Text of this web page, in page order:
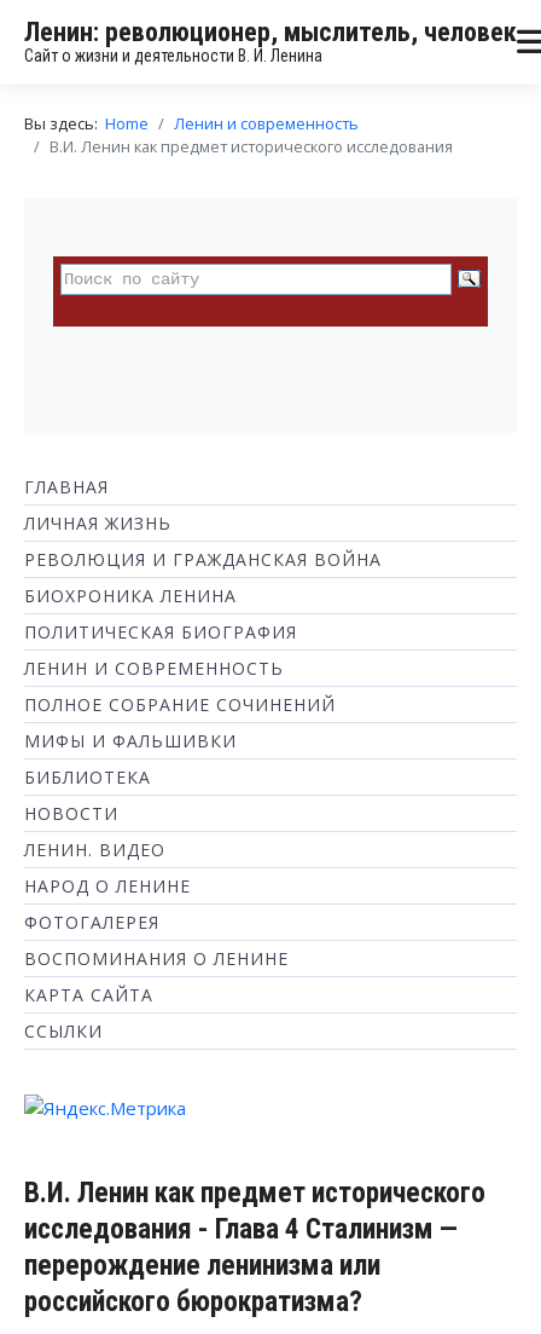
Ленин: революционер, мыслитель, человек
Сайт о жизни и деятельности В. И. Ленина
Вы здесь: Home
Ленин и современность
В.И. Ленин как предмет исторического исследования
ГЛАВНАЯ
ЛИЧНАЯ ЖИЗНЬ
РЕВОЛЮЦИЯ И ГРАЖДАНСКАЯ ВОЙНА
БИОХРОНИКА ЛЕНИНА
ПОЛИТИЧЕСКАЯ БИОГРАФИЯ
ЛЕНИН И СОВРЕМЕННОСТЬ
ПОЛНОЕ СОБРАНИЕ СОЧИНЕНИЙ
МИФЫ И ФАЛЬШИВКИ
БИБЛИОТЕКА
НОВОСТИ
ЛЕНИН. ВИДЕО
НАРОД О ЛЕНИНЕ
ФОТОГАЛЕРЕЯ
ВОСПОМИНАНИЯ О ЛЕНИНЕ
КАРТА САЙТА
ССЫЛКИ
В.И. Ленин как предмет исторического
исследования - Глава 4 Сталинизм —
перерождение ленинизма или
российского бюрократизма?